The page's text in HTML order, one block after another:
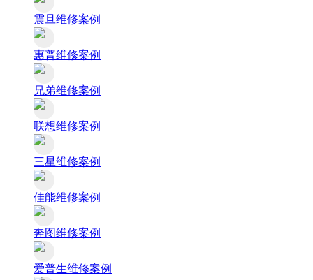
震旦维修案例
惠普维修案例
兄弟维修案例
联想维修案例
三星维修案例
佳能维修案例
奔图维修案例
爱普生维修案例